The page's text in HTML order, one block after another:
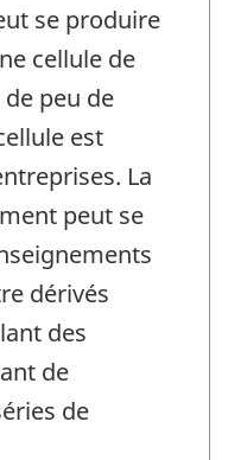
se produire
cellule de
peu de
est
La
peut se
dérivés
des
de
de